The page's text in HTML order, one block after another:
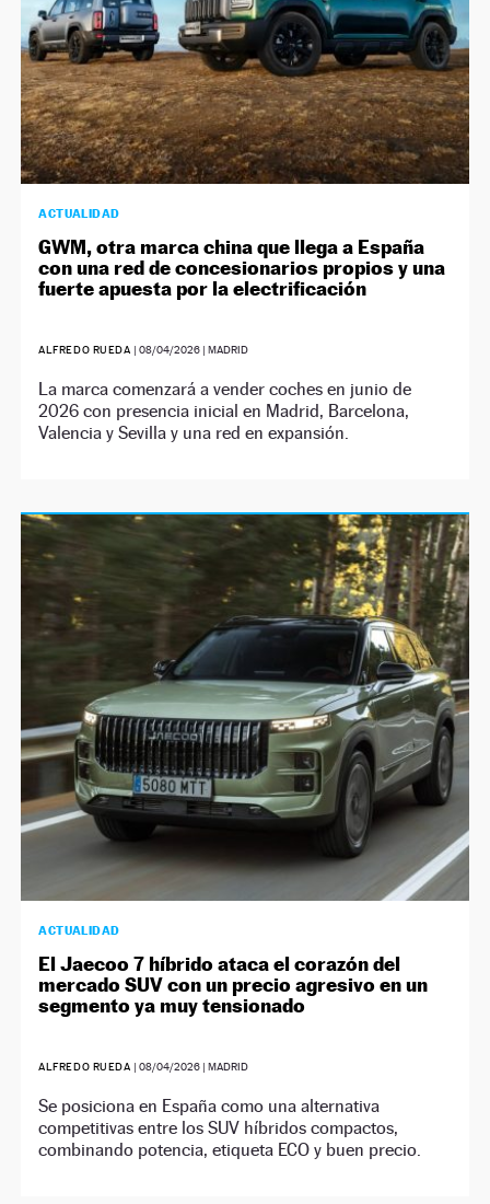
ACTUALIDAD
GWM, otra marca china que llega a España
con una red de concesionarios propios y una
fuerte apuesta por la electrificación
ALFREDO RUEDA |08/04/2026 | MADRID
La marca comenzará a vender coches en junio de
2026 con presencia inicial en Madrid, Barcelona,
Valencia y Sevilla y una red en expansión.
ACTUALIDAD
El Jaecoo 7 híbrido ataca el corazón del
mercado SUV con un precio agresivo en un
segmento ya muy tensionado
ALFREDO RUEDA |08/04/2026 | MADRID
Se posiciona en España como una alternativa
competitivas entre los SUV híbridos compactos,
combinando potencia, etiqueta ECO y buen precio.